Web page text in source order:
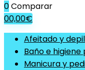
0Comparar
00,00€
Afeitado y
Baño e
Manicura y